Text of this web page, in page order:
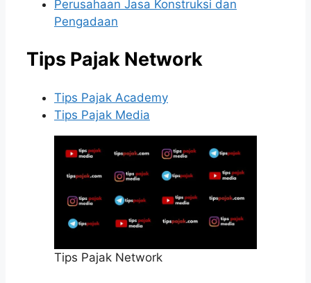
Perusahaan Jasa Konstruksi dan
Pengadaan
Tips Pajak Network
Tips Pajak Academy
Tips Pajak Media
Tips Pajak Network